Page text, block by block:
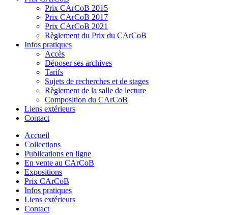
Prix CArCoB 2015
Prix CArCoB 2017
Prix CArCoB 2021
Règlement du Prix du CArCoB
Infos pratiques
Accès
Déposer ses archives
Tarifs
Sujets de recherches et de stages
Règlement de la salle de lecture
Composition du CArCoB
Liens extérieurs
Contact
Accueil
Collections
Publications en ligne
En vente au CArCoB
Expositions
Prix CArCoB
Infos pratiques
Liens extérieurs
Contact